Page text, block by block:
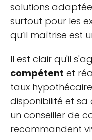
solutions
surtout pour les
qu’il maîtrise est
Il est clair qu'il
compétent et
taux
disponibilité et
un conseiller de
recommandent